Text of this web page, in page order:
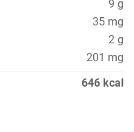
9 g
35 mg
2 g
201 mg
646 kcal